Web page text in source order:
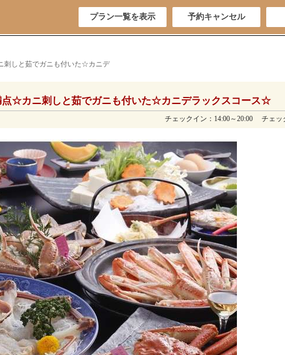
プラン一覧を表示 予約キャンセル
刺しと茹でガニも付いた☆カニデ
☆カニ刺しと茹でガニも付いた☆カニデラックスコース☆
チェックイン：14:00～20:00 チェッ